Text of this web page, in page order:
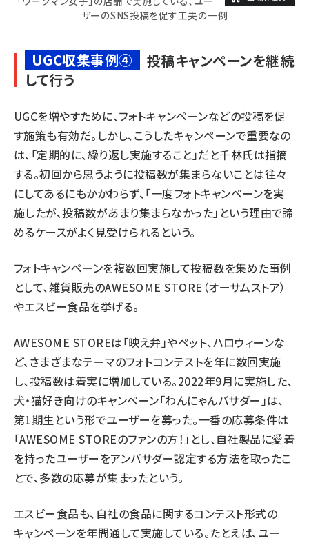
ザーのSNS投稿を促す工夫の一例
UGC収集事例④
投稿キャンペーンを継続
して行う
UGCを増やすために、フォトキャンペーンなどの投稿を促
す施策も有効だ。しかし、こうしたキャンペーンで重要なの
は、「定期的に、繰り返し実施すること」だと千林氏は指摘
する。初回から思うように投稿数が集まらないことは往々
にしてあるにもかかわらず、「一度フォトキャンペーンを実
施したが、投稿数があまり集まらなかった」という理由で諦
めるケースがよく見受けられるという。
フォトキャンペーンを複数回実施して投稿数を集めた事例
として、雑貨販売のAWESOME STORE（オーサムストア）
やエスビー食品を挙げる。
AWESOME STOREは「映え弁」やペット、ハロウィーンな
ど、さまざまなテーマのフォトコンテストを年に数回実施
し、投稿数は着実に増加している。2022年9月に実施した、
犬・猫好き向けのキャンペーン「わんにゃんバサダー」は、
第1期生という形でユーザーを募った。一番の応募条件は
「AWESOME STOREのファンの方！」とし、自社製品に愛着
を持ったユーザーをアンバサダー認定する方法を取ったこ
とで、多数の応募が集まったという。
エスビー食品も、自社の食品に関するコンテスト形式の
キャンペーンを年間通して実施している。たとえば、ユー